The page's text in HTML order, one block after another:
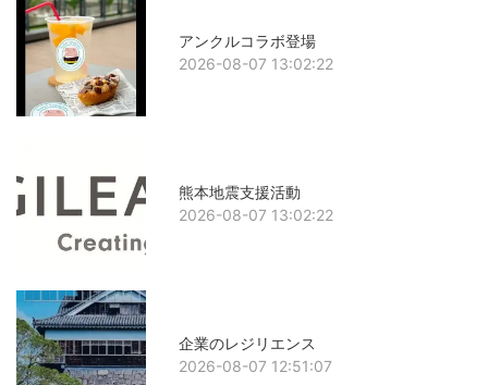
アンクルコラボ登場
2026-08-07 13:02:22
熊本地震支援活動
2026-08-07 13:02:22
企業のレジリエンス
2026-08-07 12:51:07